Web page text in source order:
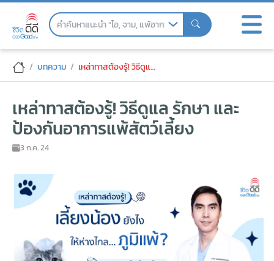
Skip
เหล่าทาสต้องรู้! วิธีดูแล รักษา และป้องกัน
บทความ เหล่าทาสต้องรู้! วิธีดูแล รักษา และป้องกันอาการแพ้สัตว์เลี้ยง
เหล่าทาสต้องรู้! วิธีดูแล รักษา และ
ป้องกันอาการแพ้สัตว์เลี้ยง
3 ก.ค. 24